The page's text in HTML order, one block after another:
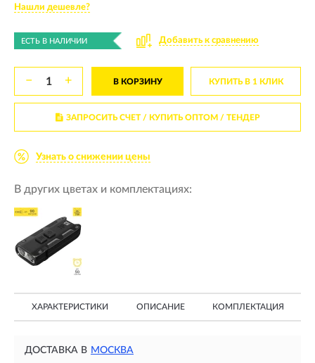
Нашли дешевле?
ЕСТЬ В НАЛИЧИИ Добавить к сравнению
− + В КОРЗИНУ КУПИТЬ В 1 КЛИК
ЗАПРОСИТЬ СЧЕТ / КУПИТЬ ОПТОМ/ ТЕНДЕР
Узнать о снижении цены
В других цветах и комплектациях:
ХАРАКТЕРИСТИКИ ОПИСАНИЕ КОМПЛЕКТАЦИЯ
ДОСТАВКА В МОСКВА